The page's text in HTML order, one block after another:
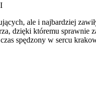
ale i najbardziej
dzięki któremu sprawnie
spędzony w sercu